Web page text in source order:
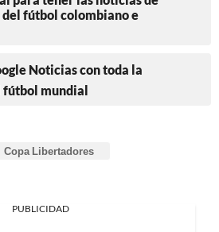
del fútbol colombiano e
Noticias con toda la
mundial
Copa Libertadores
PUBLICIDAD